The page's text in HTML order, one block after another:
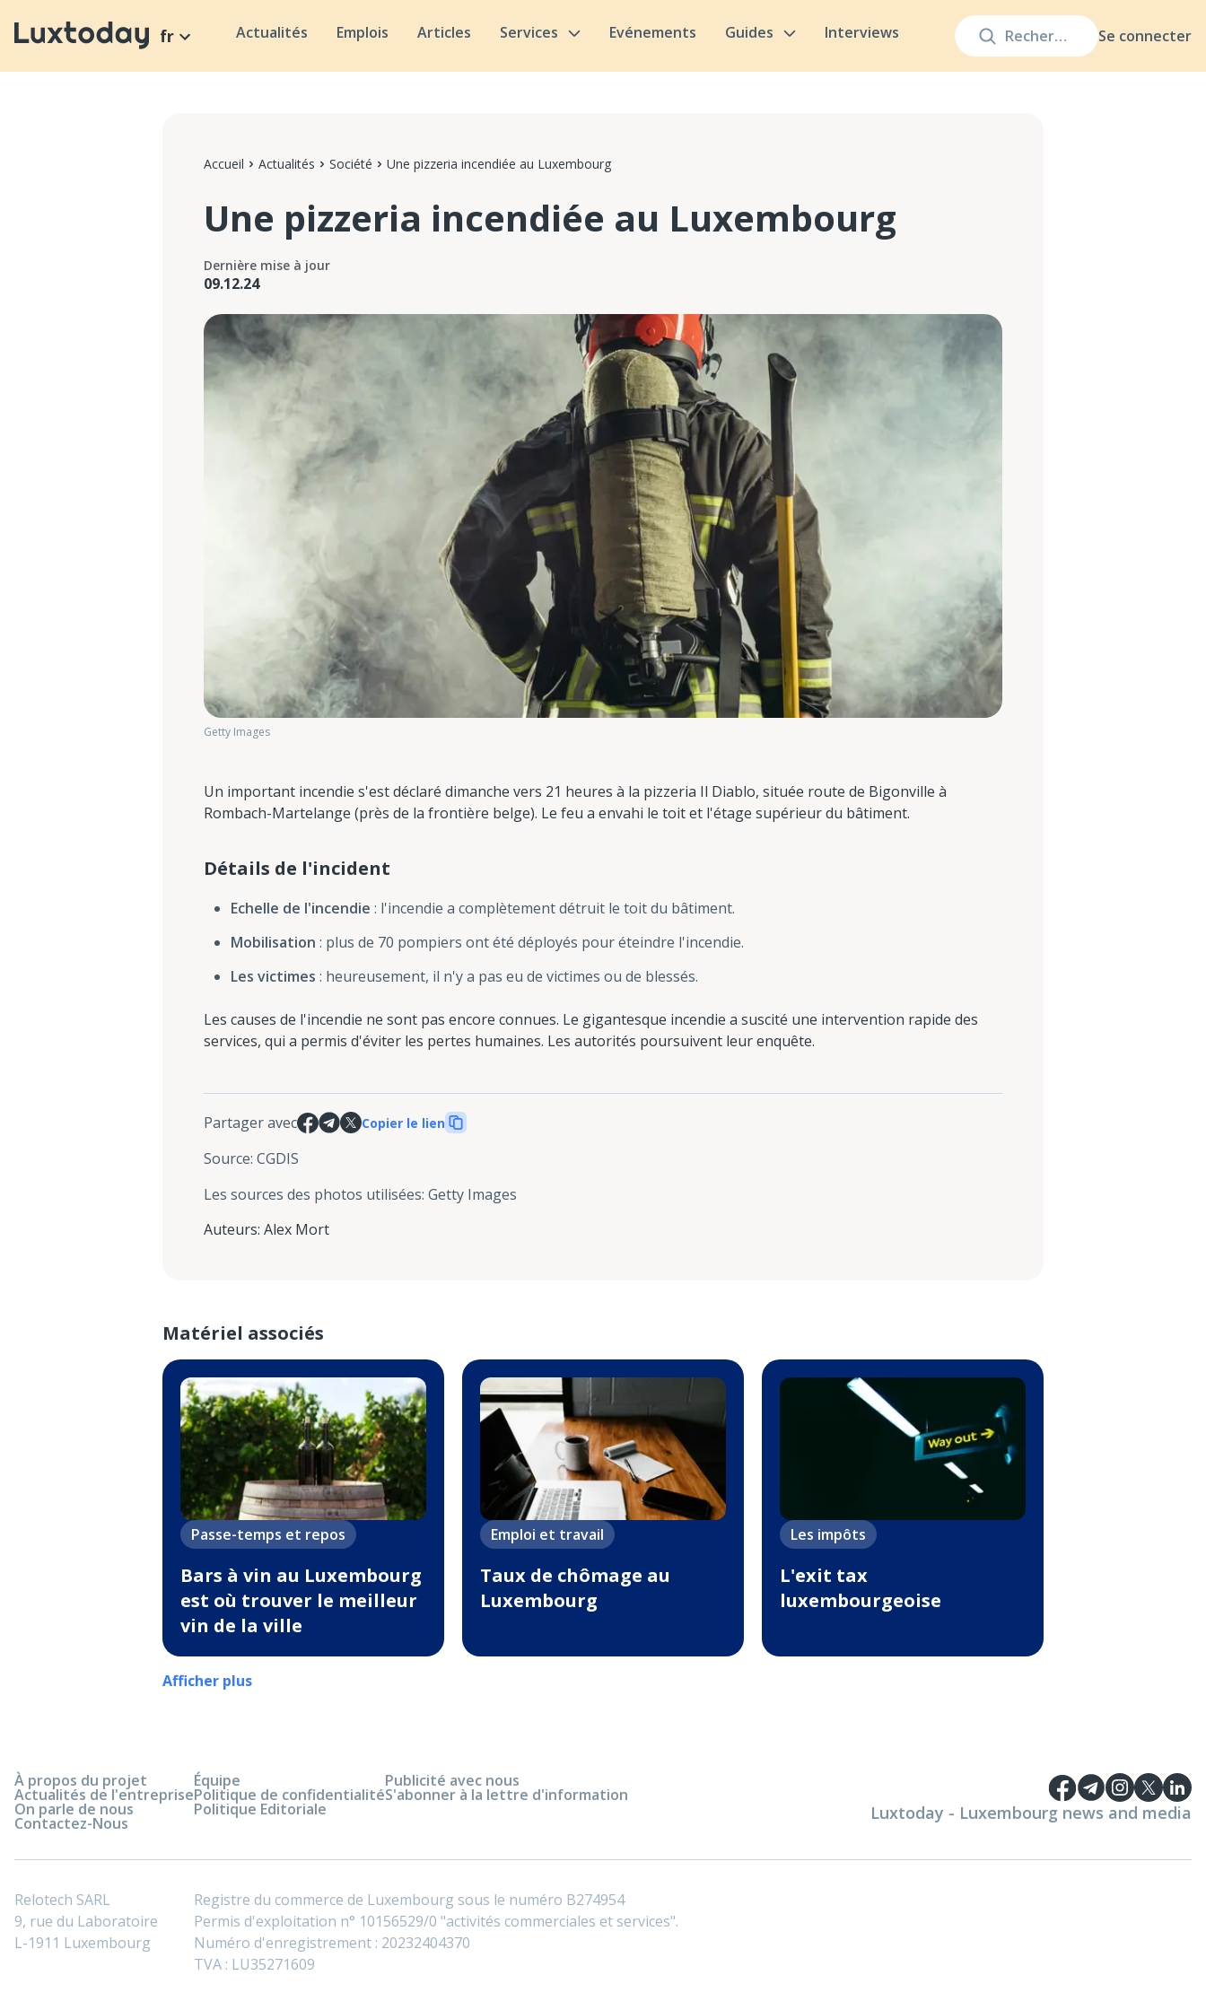
Se connecter
fr Actualités Emplois Articles Services Evénements Guides Interviews
Accueil Actualités Société Une pizzeria incendiée au Luxembourg
Une pizzeria incendiée au Luxembourg
Dernière mise à jour
09.12.24
Getty Images
Un important incendie s'est déclaré dimanche vers 21 heures à la pizzeria Il Diablo, située route de Bigonville à
Rombach-Martelange (près de la frontière belge). Le feu a envahi le toit et l'étage supérieur du bâtiment.
Détails de l'incident
Echelle de l'incendie : l'incendie a complètement détruit le toit du bâtiment.
Mobilisation : plus de 70 pompiers ont été déployés pour éteindre l'incendie.
Les victimes : heureusement, il n'y a pas eu de victimes ou de blessés.
Les causes de l'incendie ne sont pas encore connues. Le gigantesque incendie a suscité une intervention rapide des
services, qui a permis d'éviter les pertes humaines. Les autorités poursuivent leur enquête.
Partager avec Copier le lien
Source: CGDIS
Les sources des photos utilisées: Getty Images
Auteurs: Alex Mort
Matériel associés
Passe-temps et repos
Bars à vin au Luxembourg
est où trouver le meilleur
vin de la ville
Emploi et travail
Taux de chômage au
Luxembourg
Les impôts
L'exit tax
luxembourgeoise
Afficher plus
À propos du projet
Actualités de l'entreprise
On parle de nous
Contactez-Nous
Équipe
Politique de confidentialité
Politique Editoriale
Publicité avec nous
S'abonner à la lettre d'information
Luxtoday - Luxembourg news and media
Relotech SARL
9, rue du Laboratoire
L-1911 Luxembourg
Registre du commerce de Luxembourg sous le numéro B274954
Permis d'exploitation n° 10156529/0 "activités commerciales et services".
Numéro d'enregistrement : 20232404370
TVA : LU35271609